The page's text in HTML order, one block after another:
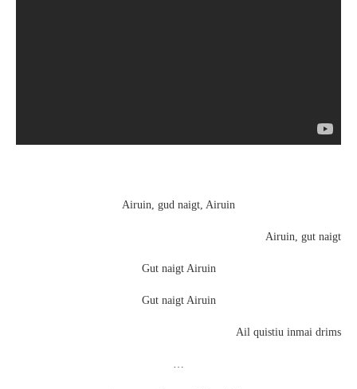
Airuin, gud naigt, Airuin
Airuin, gut naigt
Gut naigt Airuin
Gut naigt Airuin
Ail quistiu inmai drims
…